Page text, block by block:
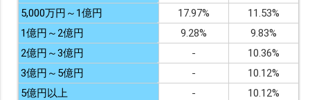
5,000万円～1億円
17.97%
11.53%
1億円～2億円
9.28%
9.83%
2億円～3億円
-
10.36%
3億円～5億円
-
10.12%
5億円以上
- 10.12%